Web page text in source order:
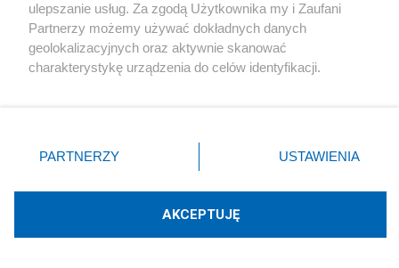
Odnaleziono szczątki legendarnego "Roja".
Poszukiwania IPN przyniosły efekt
Redakcja
Kultura
Rocznica pogromu w Jedwabnem. Oficjalne
obchody i kontrowersje
ulepszanie usług. Za zgodą Użytkownika my i Zaufani
Partnerzy możemy używać dokładnych danych
geolokalizacyjnych oraz aktywnie skanować
charakterystykę urządzenia do celów identyfikacji.
zmienić/wycofać klikając przycisk ustawień prywatności
znajdujący się w lewym dolnym rogu strony
rodzaje przetwarzania danych nie wymagają zgody
użytkownika, ale masz prawo sprzeciwić się takiemu
PARTNERZY USTAWIENIA
AKCEPTUJĘ